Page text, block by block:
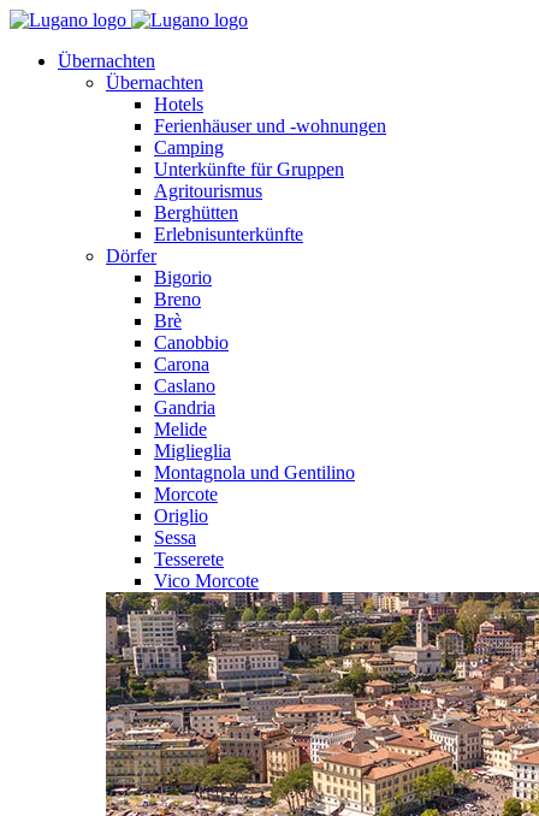
Übernachten
Übernachten
Hotels
Ferienhäuser und -wohnungen
Camping
Unterkünfte für Gruppen
Agritourismus
Berghütten
Erlebnisunterkünfte
Dörfer
Bigorio
Breno
Brè
Canobbio
Carona
Caslano
Gandria
Melide
Miglieglia
Montagnola und Gentilino
Morcote
Origlio
Sessa
Tesserete
Vico Morcote